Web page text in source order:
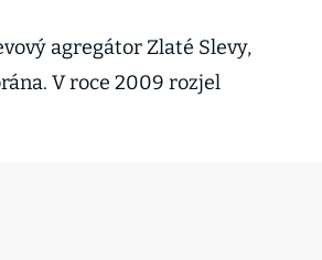
agregátor Zlaté Slevy,
V roce 2009 rozjel